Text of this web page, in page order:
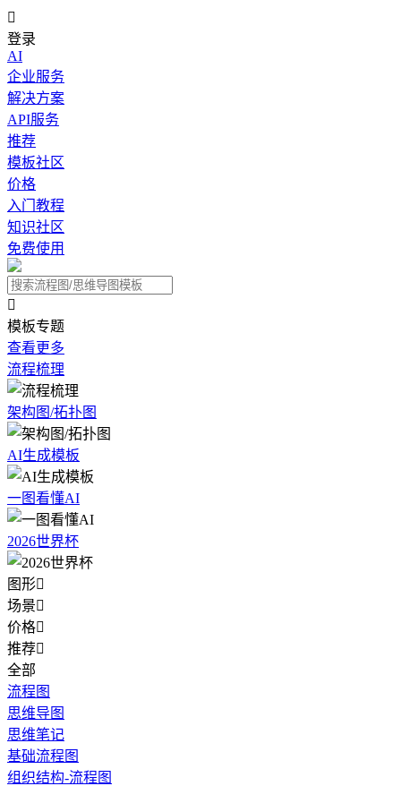

登录
AI
企业服务
解决方案
API服务
推荐
模板社区
价格
入门教程
知识社区
免费使用

模板专题
查看更多
流程梳理
架构图/拓扑图
AI生成模板
一图看懂AI
2026世界杯
图形
场景
价格
推荐
全部
流程图
思维导图
思维笔记
基础流程图
组织结构-流程图